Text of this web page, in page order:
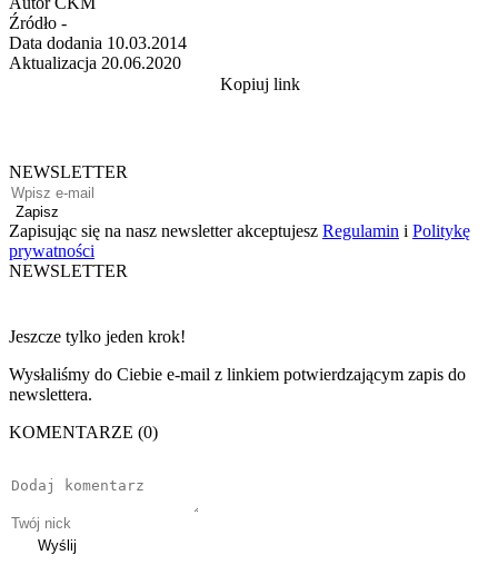
Źródło -
Data dodania 10.03.2014
Aktualizacja 20.06.2020
Kopiuj link
NEWSLETTER
Zapisz
Zapisując się na nasz newsletter akceptujesz Regulamin i Politykę
prywatności
NEWSLETTER
Jeszcze tylko jeden krok!
Wysłaliśmy do Ciebie e-mail z linkiem potwierdzającym zapis do
newslettera.
KOMENTARZE (0)
Wyślij